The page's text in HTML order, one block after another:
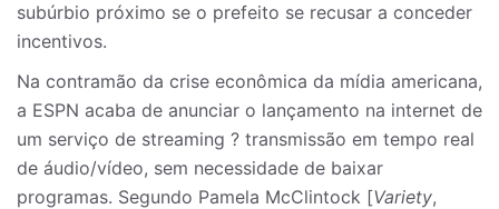
subúrbio próximo se o prefeito se recusar a conceder
incentivos.
Na contramão da crise econômica da mídia americana,
a ESPN acaba de anunciar o lançamento na internet de
um serviço de streaming ? transmissão em tempo real
de áudio/vídeo, sem necessidade de baixar
programas. Segundo Pamela McClintock [Variety,